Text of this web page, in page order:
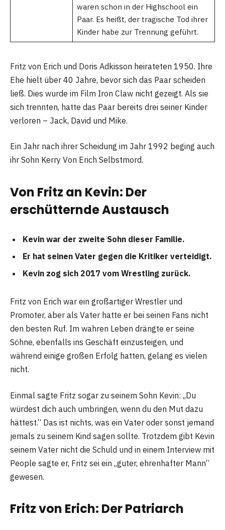
waren schon in der Highschool ein
Paar. Es heißt, der tragische Tod ihrer
Kinder habe zur Trennung geführt.
Fritz von Erich und Doris Adkisson heirateten 1950. Ihre
Ehe hielt über 40 Jahre, bevor sich das Paar scheiden
ließ. Dies wurde im Film Iron Claw nicht gezeigt. Als sie
sich trennten, hatte das Paar bereits drei seiner Kinder
verloren – Jack, David und Mike.
Ein Jahr nach ihrer Scheidung im Jahr 1992 beging auch
ihr Sohn Kerry Von Erich Selbstmord.
Von Fritz an Kevin: Der
erschütternde Austausch
Kevin war der zweite Sohn dieser Familie.
Er hat seinen Vater gegen die Kritiker verteidigt.
Kevin zog sich 2017 vom Wrestling zurück.
Fritz von Erich war ein großartiger Wrestler und
Promoter, aber als Vater hatte er bei seinen Fans nicht
den besten Ruf. Im wahren Leben drängte er seine
Söhne, ebenfalls ins Geschäft einzusteigen, und
während einige großen Erfolg hatten, gelang es vielen
nicht.
Einmal sagte Fritz sogar zu seinem Sohn Kevin: „Du
würdest dich auch umbringen, wenn du den Mut dazu
hättest.“ Das ist nichts, was ein Vater oder sonst jemand
jemals zu seinem Kind sagen sollte. Trotzdem gibt Kevin
seinem Vater nicht die Schuld und in einem Interview mit
People sagte er, Fritz sei ein „guter, ehrenhafter Mann“
gewesen.
Fritz von Erich: Der Patriarch